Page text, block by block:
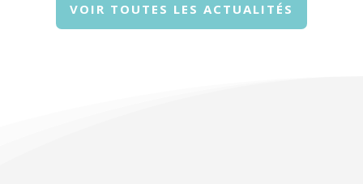
VOIR TOUTES LES ACTUALITÉS